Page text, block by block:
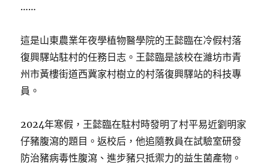
……
這是山東農業年夜學植物醫學院的王懿臨在冷假村落
復興驛站駐村的任務日志。王懿臨是該校在濰坊市青
州市黃樓街道西冀家村樹立的村落復興驛站的科技專
員。
2024年寒假，王懿臨在駐村時發明了村平易近劉明家
仔豬腹瀉的題目。返校后，他追隨教員在試驗室研發
防治豬病毒性腹瀉、進步豬只抵禦力的益生菌產物。